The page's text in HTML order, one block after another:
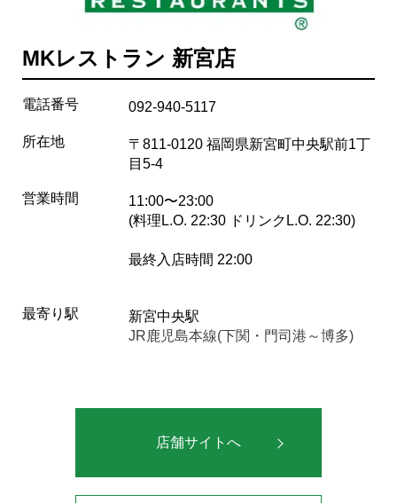
MKレストラン 新宮店
電話番号 092-940-5117
所在地
〒811-0120 福岡県新宮町中央駅前1丁
目5-4
営業時間
11:00〜23:00
(料理L.O. 22:30 ドリンクL.O. 22:30)
最終入店時間 22:00
最寄り駅
新宮中央駅
JR鹿児島本線(下関・門司港～博多)
店舗サイトへ